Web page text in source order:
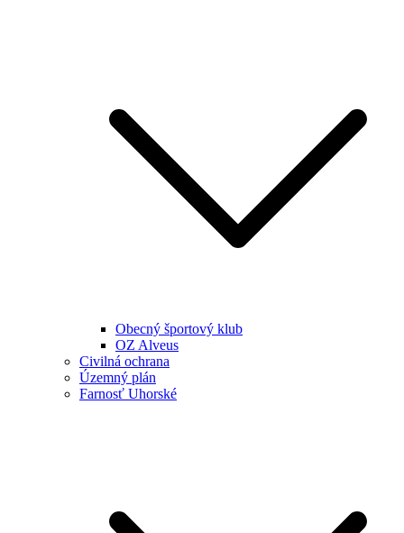
Obecný športový klub
OZ Alveus
Civilná ochrana
Územný plán
Farnosť Uhorské